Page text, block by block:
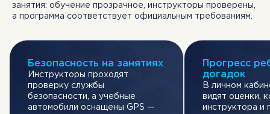
занятия: обучение прозрачное, инструкторы проверены,
а программа соответствует официальным требованиям.
Безопасность на занятиях
Инструкторы проходят
проверку службы
безопасности, а учебные
автомобили оснащены GPS —
Прогресс
догадок
В личном
видят оценки,
инструктора и